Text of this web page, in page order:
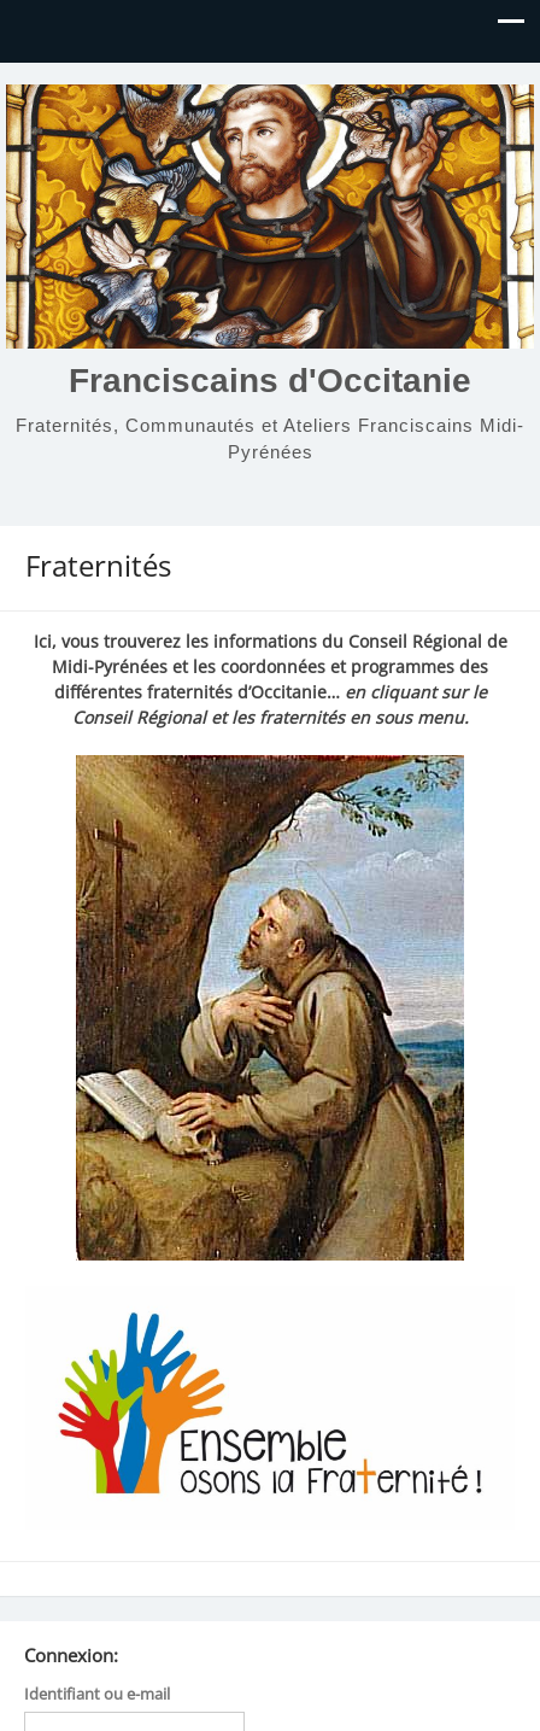
Franciscains d'Occitanie
Fraternités, Communautés et Ateliers Franciscains Midi-
Pyrénées
Fraternités
Ici, vous trouverez les informations du Conseil Régional de
Midi-Pyrénées et les coordonnées et programmes des
différentes fraternités d’Occitanie… en cliquant sur le
Conseil Régional et les fraternités en sous menu.
Connexion:
Identifiant ou e-mail